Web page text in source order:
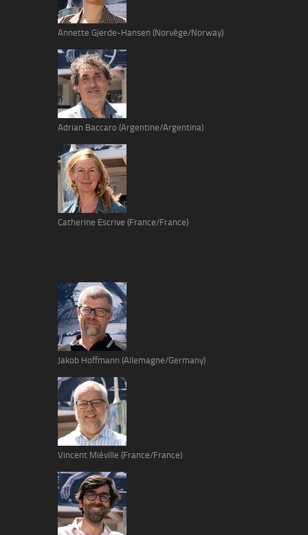
Annette Gjerde-Hansen (Norvège/Norway)
Adrian Baccaro (Argentine/Argentina)
Catherine Escrive (France/France)
Jakob Hoffmann (Allemagne/Germany)
Vincent Miéville (France/France)